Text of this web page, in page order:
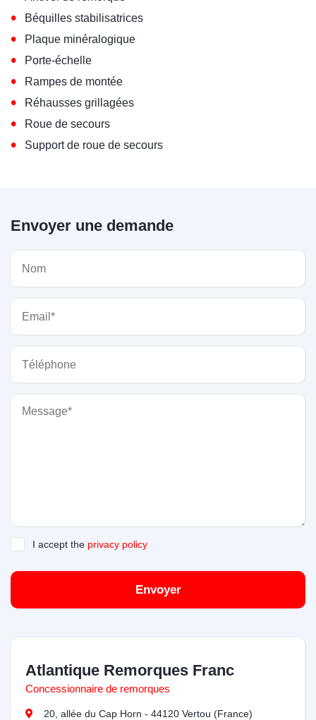
• Béquilles stabilisatrices
• Plaque minéralogique
• Porte-échelle
• Rampes de montée
• Réhausses grillagées
• Roue de secours
• Support de roue de secours
Envoyer une demande
I accept the privacy policy
Envoyer
Atlantique Remorques Franc
Concessionnaire de remorques
20, allée du Cap Horn - 44120 Vertou (France)